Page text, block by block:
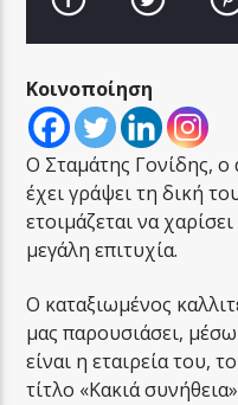
LA FAMIGLIA RADIO
LA FAMIGLIA
Κοινοποίηση
O Σταμάτης Γονίδης,
έχει γράψει τη δική
ετοιμάζεται να
μεγάλη επιτυχία.
Ο καταξιωμένος
μας παρουσιάσει,
είναι η εταιρεία του,
τίτλο «Κακιά